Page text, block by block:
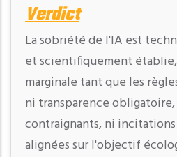
Verdict
La sobriété de l'IA est
et scientifiquement
marginale tant que les
ni transparence
contraignants, ni
alignées sur l'objectif